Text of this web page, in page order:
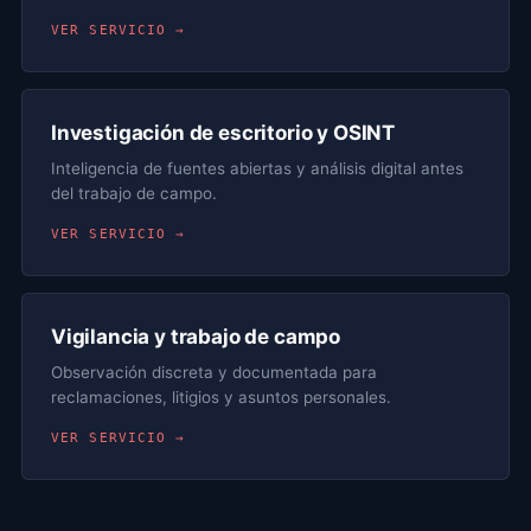
VER SERVICIO →
Investigación de escritorio y OSINT
Inteligencia de fuentes abiertas y análisis digital antes
del trabajo de campo.
VER SERVICIO →
Vigilancia y trabajo de campo
Observación discreta y documentada para
reclamaciones, litigios y asuntos personales.
VER SERVICIO →